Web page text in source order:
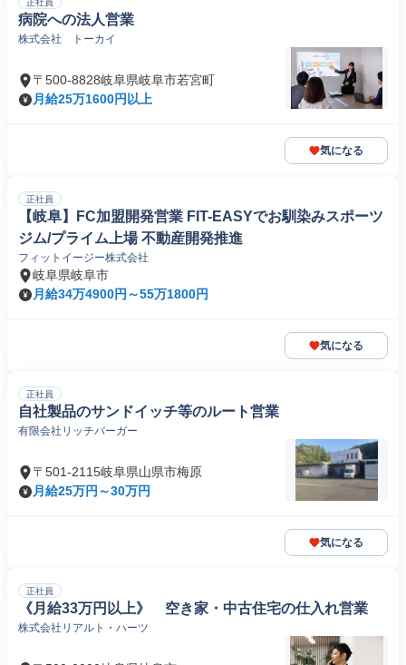
正社員
病院への法人営業
株式会社 トーカイ
〒500-8828岐阜県岐阜市若宮町
月給25万1600円以上
気になる
正社員
【岐阜】FC加盟開発営業 FIT-EASYでお馴染みスポーツ
ジム/プライム上場 不動産開発推進
フィットイージー株式会社
岐阜県岐阜市
月給34万4900円～55万1800円
気になる
正社員
自社製品のサンドイッチ等のルート営業
有限会社リッチバーガー
〒501-2115岐阜県山県市梅原
月給25万円～30万円
気になる
正社員
《月給33万円以上》 空き家・中古住宅の仕入れ営業
株式会社リアルト・ハーツ